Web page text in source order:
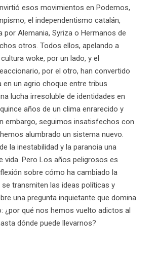
esos movimientos en Podemos,
el independentismo catalán,
por Alemania, Syriza o Hermanos de
otros. Todos ellos, apelando a
woke, por un lado, y el
por el otro, han convertido
en un agrio choque entre tribus
lucha irresoluble de identidades en
años de un clima enrarecido y
embargo, seguimos insatisfechos con
alumbrado un sistema nuevo.
la inestabilidad y la paranoia una
vida. Pero Los años peligrosos es
sobre cómo ha cambiado la
se transmiten las ideas políticas y
una pregunta inquietante que domina
¿por qué nos hemos vuelto adictos al
dónde puede llevarnos?